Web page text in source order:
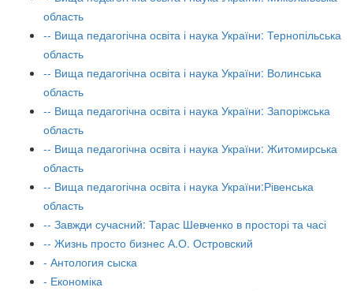
область
-- Вища педагогічна освіта і наука України: Тернопільська
область
-- Вища педагогічна освіта і наука України: Волинська
область
-- Вища педагогічна освіта і наука України: Запоріжська
область
-- Вища педагогічна освіта і наука України: Житомирська
область
-- Вища педагогічна освіта і наука України:Рівенська
область
-- Завжди сучасний: Тарас Шевченко в просторі та часі
-- Жизнь просто бизнес А.О. Островский
- Антология сыска
- Економіка